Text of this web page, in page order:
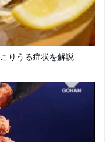
りうる症状を解説